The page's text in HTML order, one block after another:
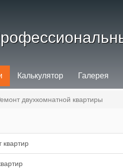
Калькулятор Галерея
двухкомнатной квартиры
квартир